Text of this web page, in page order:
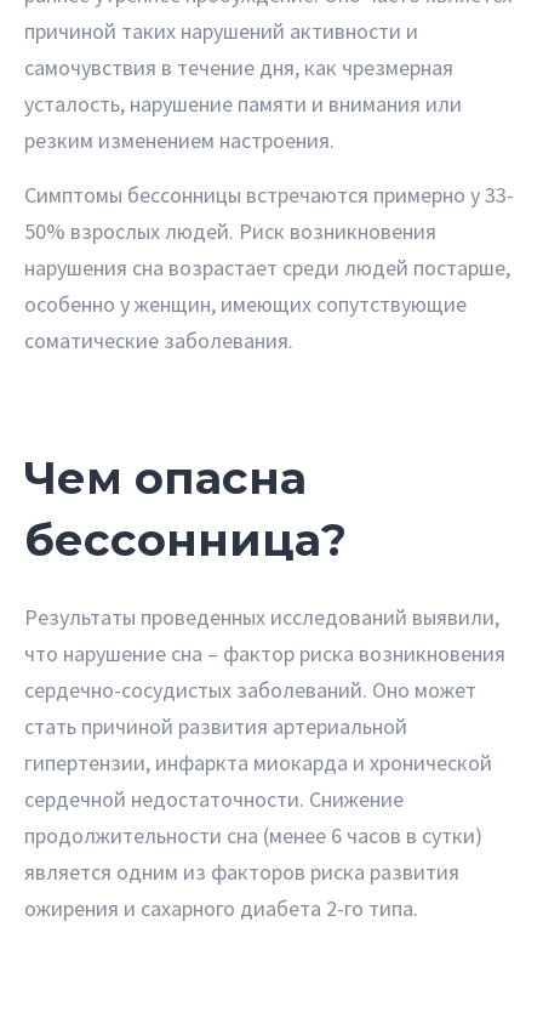
причиной таких нарушений активности и
самочувствия в течение дня, как чрезмерная
усталость, нарушение памяти и внимания или
резким изменением настроения.
Симптомы бессонницы встречаются примерно у 33-
50% взрослых людей. Риск возникновения
нарушения сна возрастает среди людей постарше,
особенно у женщин, имеющих сопутствующие
соматические заболевания.
Чем опасна
бессонница?
Результаты проведенных исследований выявили,
что нарушение сна – фактор риска возникновения
сердечно-сосудистых заболеваний. Оно может
стать причиной развития артериальной
гипертензии, инфаркта миокарда и хронической
сердечной недостаточности. Снижение
продолжительности сна (менее 6 часов в сутки)
является одним из факторов риска развития
ожирения и сахарного диабета 2-го типа.